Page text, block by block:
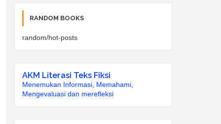
RANDOM BOOKS
random/hot-posts
AKM Literasi Teks Fiksi
Menemukan Informasi, Memahami,
Mengevaluasi dan merefleksi